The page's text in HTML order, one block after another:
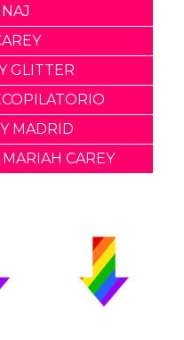
GLITTER
MADRID
CAREY